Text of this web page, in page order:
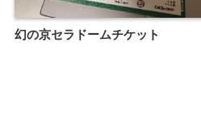
幻の京セラドームチケット